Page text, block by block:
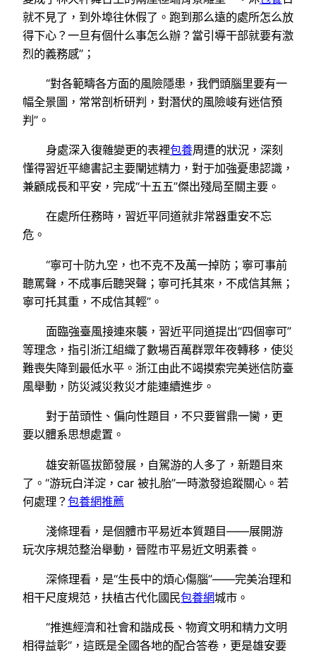
就不見了，到外埠往休假了。跑到那么遠的處所怎么放
得下心？一旦有個什么事怎么辦？當引導干部就要有激
烈的義務感”；
“對各範疇各方面的風險隱患，我們頭腦里要有一
幅全景圖，常常剖析研判，對潛伏的風險峻有迷信預
判”。
身處深入復雜變更的表裡包養周遭的狀況，深刻
懂得習近平總書記主要闡述精力，對于加強憂患認識，
兼顧成長和平安，完成“十五五”傑出殘局至關主要。
在處所任務時，習近平同道就非常器重安不忘
危。
“寧可十防九空，也不克不及萬一掉防；寧可事前
聽罵聲，不成事后聽哭聲；寧可托其來，不成信其無；
寧可托其重，不成信其輕”。
面臨強臺風接連來襲，習近平同道提出“四個寧可”
等理念，指引浙江組織了數場百萬群眾年夜轉移，使災
難喪失降到最低水平。浙江由此不竭摸索完美迷信防臺
風舉動，防災減災救災才能連續進步。
對于苗頭性、偏向性題目，不只要嘗鼎一臠，更
要以體系思想處置。
雄安新區拔節發展，自駕游的人多了，新題目來
了。“游玩白洋淀，car 被扎胎”一時激發追蹤關心。若
何處理？ 包養網推薦
淺條理看，是個體市平易近本質題目——展開游
玩次序規范整治舉動，晉陞市平易近文明素養。
深條理看，是“生長中的煩心傷腦”——完美治理和
相干尺度規范，扶植古代化國民包養網城市。
“推進經濟和社會和諧成長、物資文明和精力文明
相得益彰”，這既是全國各地的配合答卷，更是雄安要